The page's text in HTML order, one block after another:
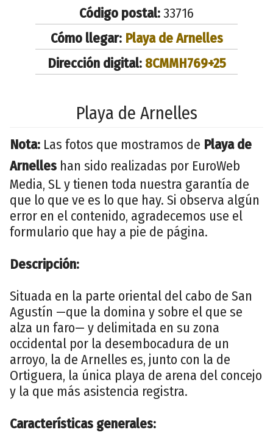
Código postal: 33716
Cómo llegar: Playa de Arnelles
Dirección digital: 8CMMH769+25
Playa de Arnelles
Nota: Las fotos que mostramos de Playa de
Arnelles han sido realizadas por EuroWeb
Media, SL y tienen toda nuestra garantía de
que lo que ve es lo que hay. Si observa algún
error en el contenido, agradecemos use el
formulario que hay a pie de página.
Descripción:
Situada en la parte oriental del cabo de San
Agustín —que la domina y sobre el que se
alza un faro— y delimitada en su zona
occidental por la desembocadura de un
arroyo, la de Arnelles es, junto con la de
Ortiguera, la única playa de arena del concejo
y la que más asistencia registra.
Características generales: